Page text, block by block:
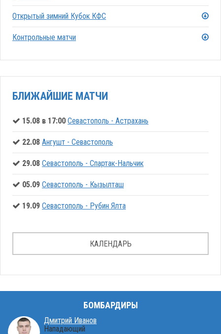
Открытый зимний Кубок КФС
Контрольные матчи
БЛИЖАЙШИЕ МАТЧИ
15.08 в 17:00 Севастополь - Астрахань
22.08 Ангушт - Севастополь
29.08 Севастополь - Спартак-Нальчик
05.09 Севастополь - Кызылташ
19.09 Севастополь - Рубин Ялта
КАЛЕНДАРЬ
БОМБАРДИРЫ
Дмитрий Иванов
Нападающий